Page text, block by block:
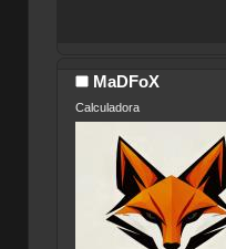
MaDFoX
Calculadora